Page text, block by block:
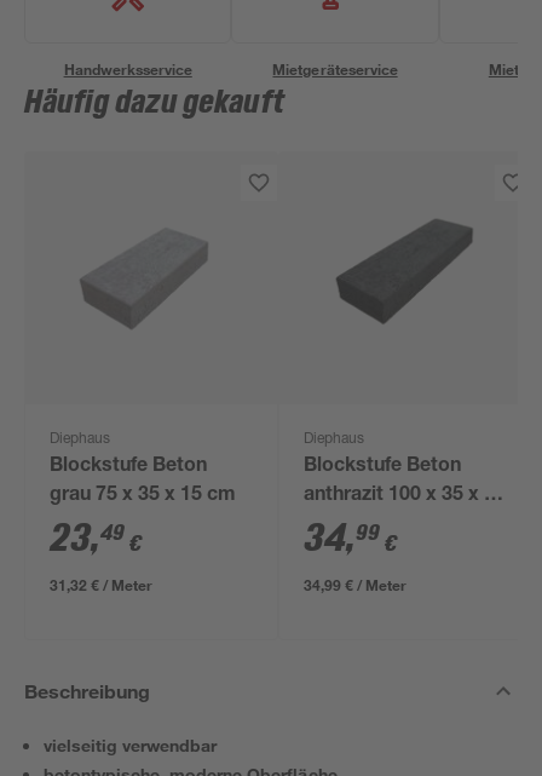
Handwerksservice Mietgeräteservice
Häufig dazu gekauft
Diephaus
Blockstufe Beton
grau 75 x 35 x 15 cm
23,49 €
31,32 € / Meter
Diephaus
Blockstufe Beton
anthrazit 100 x 35 x 15
cm
34,99 €
34,99 € / Meter
Beschreibung
vielseitig verwendbar